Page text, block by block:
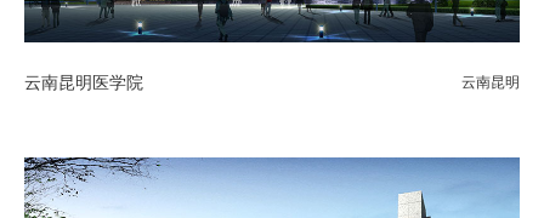
云南昆明医学院 云南昆明